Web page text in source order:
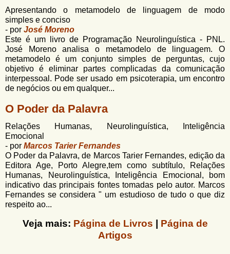
Apresentando o metamodelo de linguagem de modo
simples e conciso
- por José Moreno
Este é um livro de Programação Neurolinguística - PNL.
José Moreno analisa o metamodelo de linguagem. O
metamodelo é um conjunto simples de perguntas, cujo
objetivo é eliminar partes complicadas da comunicação
interpessoal. Pode ser usado em psicoterapia, um encontro
de negócios ou em qualquer...
O Poder da Palavra
Relações Humanas, Neurolinguística, Inteligência
Emocional
- por Marcos Tarier Fernandes
O Poder da Palavra, de Marcos Tarier Fernandes, edição da
Editora Age, Porto Alegre,tem como subtítulo, Relações
Humanas, Neurolinguística, Inteligência Emocional, bom
indicativo das principais fontes tomadas pelo autor. Marcos
Fernandes se considera " um estudioso de tudo o que diz
respeito ao...
Veja mais: Página de Livros | Página de
Artigos